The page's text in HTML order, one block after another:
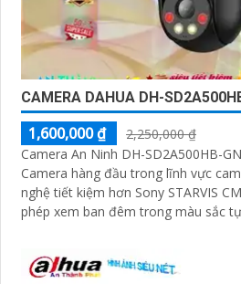
CAMERA DAHUA DH-
1,600,000 ₫
2,250,000 ₫
Camera An Ninh DH-SD2A500HB-
Camera hàng đầu trong lĩnh vực camera an
nghệ tiết kiệm hơn Sony STARVIS
phép xem ban đêm trong màu sắc